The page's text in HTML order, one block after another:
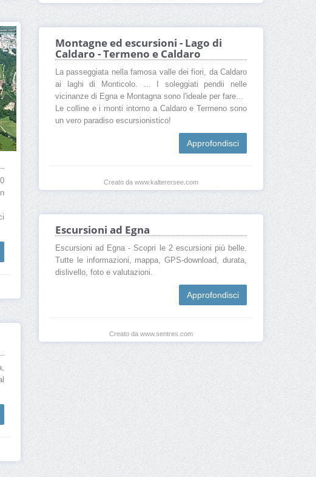
Montagne ed escursioni - Lago di
Caldaro - Termeno e Caldaro
La passeggiata nella famosa valle dei fiori, da Caldaro
ai laghi di Monticolo. ... I soleggiati pendii nelle
vicinanze di Egna e Montagna sono l'ideale per fare…
Le colline e i monti intorno a Caldaro e Termeno sono
un vero paradiso escursionistico!
Approfondisci
Creato da www.kalterersee.com
Escursioni ad Egna
Escursioni ad Egna - Scopri le 2 escursioni più belle.
Tutte le informazioni, mappa, GPS-download, durata,
dislivello, foto e valutazioni.
Approfondisci
Creato da www.sentres.com